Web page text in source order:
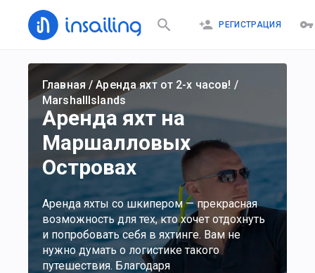
РЕГИСТРАЦИЯ
Главная /Аренда яхт от 2-х часов! /
MarshallIslands
Аренда яхт на
Маршалловых
Островах
Аренда яхты со шкипером — прекрасная
возможность для тех, кто хочет отдохнуть
и попробовать себя в яхтинге. Вам не
нужно думать о логистике такого
путешествия. Благодаря